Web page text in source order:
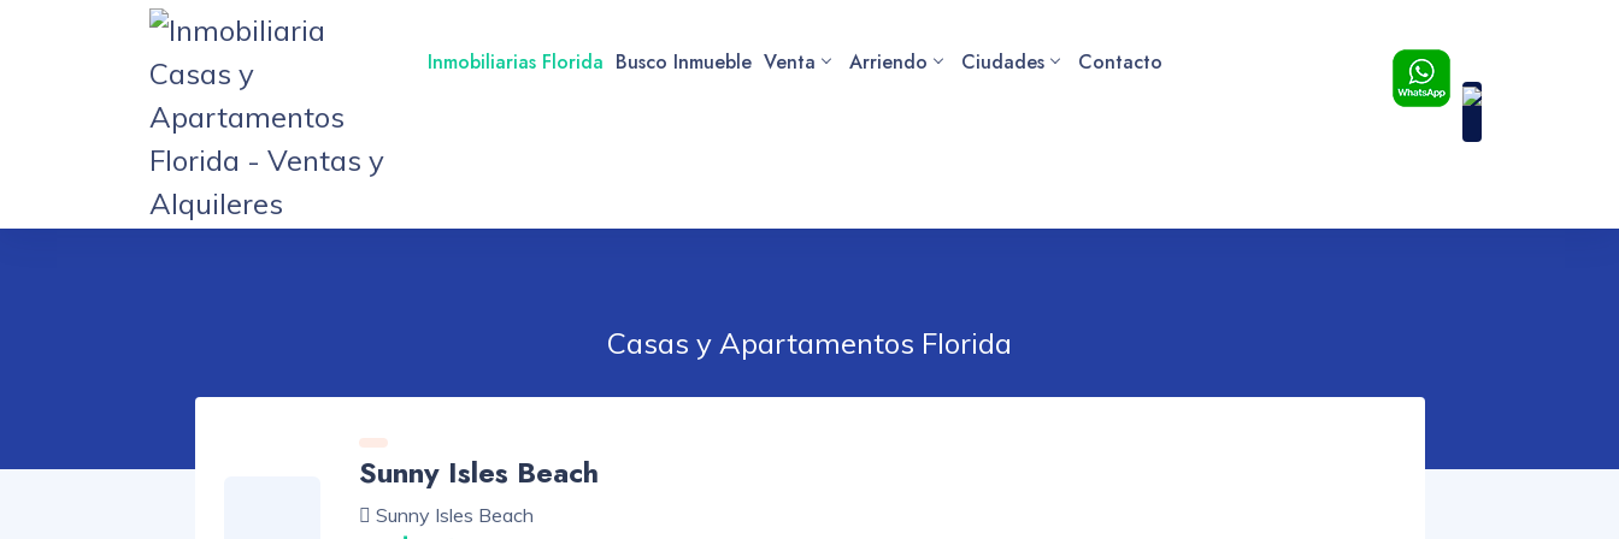
Inmobiliarias Florida Busco Inmueble Venta Arriendo Ciudades Contacto
Casas y Apartamentos Florida
Sunny Isles Beach
Sunny Isles Beach